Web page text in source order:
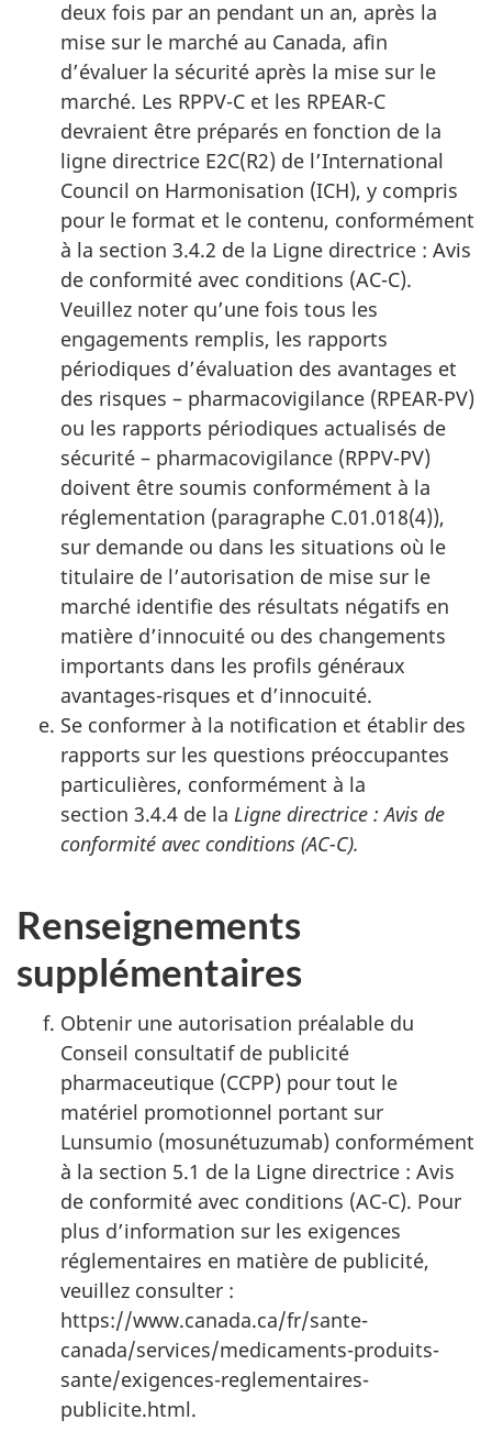
deux fois par an pendant un an, après la
mise sur le marché au Canada, afin
d’évaluer la sécurité après la mise sur le
marché. Les RPPV-C et les RPEAR-C
devraient être préparés en fonction de la
ligne directrice E2C(R2) de l’International
Council on Harmonisation (ICH), y compris
pour le format et le contenu, conformément
à la section 3.4.2 de la Ligne directrice : Avis
de conformité avec conditions (AC-C).
Veuillez noter qu’une fois tous les
engagements remplis, les rapports
périodiques d’évaluation des avantages et
des risques – pharmacovigilance (RPEAR-PV)
ou les rapports périodiques actualisés de
sécurité – pharmacovigilance (RPPV-PV)
doivent être soumis conformément à la
réglementation (paragraphe C.01.018(4)),
sur demande ou dans les situations où le
titulaire de l’autorisation de mise sur le
marché identifie des résultats négatifs en
matière d’innocuité ou des changements
importants dans les profils généraux
avantages-risques et d’innocuité.
Se conformer à la notification et établir des
rapports sur les questions préoccupantes
particulières, conformément à la
section 3.4.4 de la Ligne directrice : Avis de
conformité avec conditions (AC-C).
Renseignements
supplémentaires
Obtenir une autorisation préalable du
Conseil consultatif de publicité
pharmaceutique (CCPP) pour tout le
matériel promotionnel portant sur
Lunsumio (mosunétuzumab) conformément
à la section 5.1 de la Ligne directrice : Avis
de conformité avec conditions (AC-C). Pour
plus d’information sur les exigences
réglementaires en matière de publicité,
veuillez consulter :
https://www.canada.ca/fr/sante-
canada/services/medicaments-produits-
sante/exigences-reglementaires-
publicite.html.